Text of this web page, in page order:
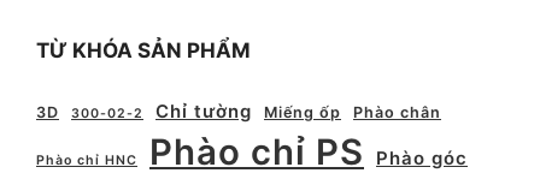
TỪ KHÓA SẢN PHẨM
3D 300-02-2 Chỉ tường Miếng ốp Phào chân
Phào chỉ HNC Phào chỉ PS
Phào góc